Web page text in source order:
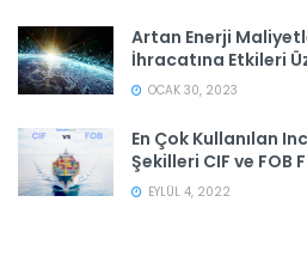
Artan Enerji
İhracatına Etkileri
OCAK 30, 2023
En Çok Kullanılan
Şekilleri CIF ve FOB
EYLÜL 4, 2022